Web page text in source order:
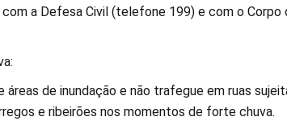
a Defesa Civil (telefone 199) e com o Corpo
⠀
áreas de inundação e não trafegue em ruas
e ribeirões nos momentos de forte chuva.